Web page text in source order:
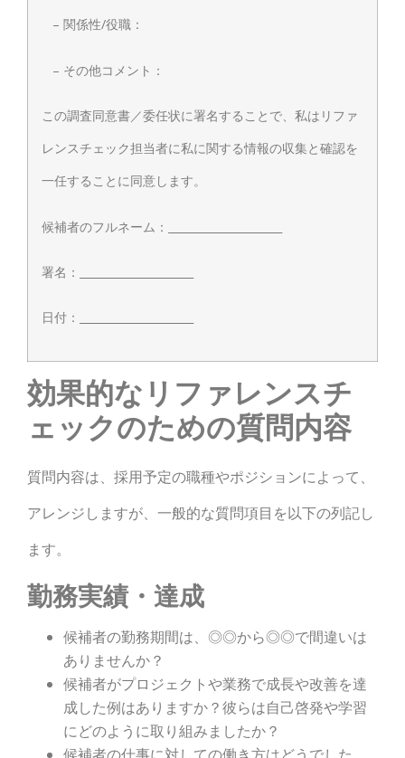
– 関係性/役職：
– その他コメント：
この調査同意書／委任状に署名することで、私はリファ
レンスチェック担当者に私に関する情報の収集と確認を
一任することに同意します。
候補者のフルネーム：_____________________
署名：_____________________
日付：_____________________
効果的なリファレンスチ
ェックのための質問内容
質問内容は、採用予定の職種やポジションによって、
アレンジしますが、一般的な質問項目を以下の列記し
ます。
勤務実績・達成
候補者の勤務期間は、◎◎から◎◎で間違いは
ありませんか？
候補者がプロジェクトや業務で成長や改善を達
成した例はありますか？彼らは自己啓発や学習
にどのように取り組みましたか？
候補者の仕事に対しての働き方はどうでした